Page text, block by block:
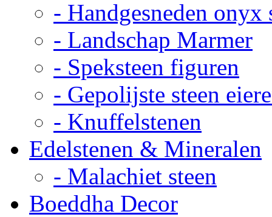
- Handgesneden onyx
- Landschap Marmer
- Speksteen figuren
- Gepolijste steen
- Knuffelstenen
Edelstenen & Mineralen
- Malachiet steen
Boeddha Decor